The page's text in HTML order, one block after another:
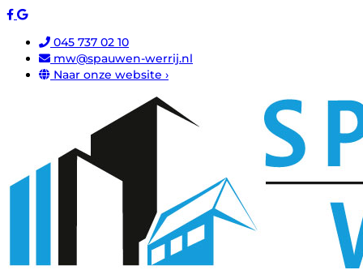
045 737 02 10
mw@spauwen-werrij.nl
Naar onze website ›